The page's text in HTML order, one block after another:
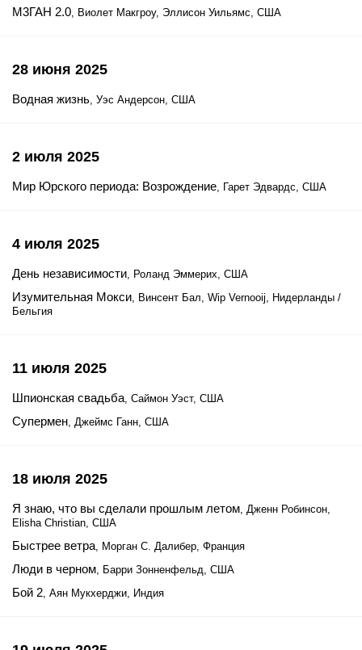
М3ГАН 2.0, Виолет Макгроу, Эллисон Уильямс, США
28 июня 2025
Водная жизнь, Уэс Андерсон, США
2 июля 2025
Мир Юрского периода: Возрождение, Гарет Эдвардс, США
4 июля 2025
День независимости, Роланд Эммерих, США
Изумительная Мокси, Винсент Бал, Wip Vernooij, Нидерланды /
Бельгия
11 июля 2025
Шпионская свадьба, Саймон Уэст, США
Супермен, Джеймс Ганн, США
18 июля 2025
Я знаю, что вы сделали прошлым летом, Дженн Робинсон,
Elisha Christian, США
Быстрее ветра, Морган С. Далибер, Франция
Люди в черном, Барри Зонненфельд, США
Бой 2, Аян Мукхерджи, Индия